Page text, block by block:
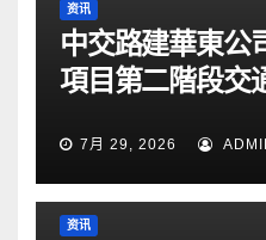
资讯
中交路建華東公
項目第二階段交
7月 29, 2026
资讯